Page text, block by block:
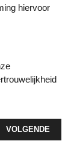
hiervoor
OP LOZ FM
VOLGENDE
VOLGENDE